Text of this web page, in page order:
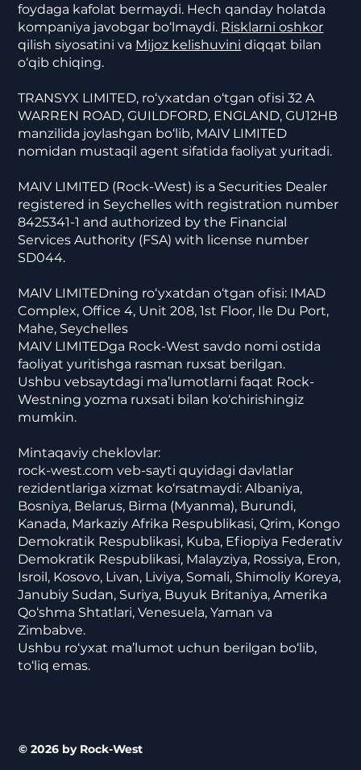
foydaga kafolat bermaydi. Hech qanday holatda
kompaniya javobgar bo‘lmaydi. Risklarni oshkor
qilish siyosatini va Mijoz kelishuvini diqqat bilan
o‘qib chiqing.
TRANSYX LIMITED, ro‘yxatdan o‘tgan ofisi 32 A
WARREN ROAD, GUILDFORD, ENGLAND, GU12HB
manzilida joylashgan bo‘lib, MAIV LIMITED
nomidan mustaqil agent sifatida faoliyat yuritadi.
MAIV LIMITED (Rock-West) is a Securities Dealer
registered in Seychelles with registration number
8425341-1 and authorized by the Financial
Services Authority (FSA) with license number
SD044.
MAIV LIMITEDning ro‘yxatdan o‘tgan ofisi: IMAD
Complex, Office 4, Unit 208, 1st Floor, Ile Du Port,
Mahe, Seychelles
MAIV LIMITEDga Rock-West savdo nomi ostida
faoliyat yuritishga rasman ruxsat berilgan.
Ushbu vebsaytdagi ma’lumotlarni faqat Rock-
Westning yozma ruxsati bilan ko‘chirishingiz
mumkin.
Mintaqaviy cheklovlar:
rock-west.com veb-sayti quyidagi davlatlar
rezidentlariga xizmat ko‘rsatmaydi: Albaniya,
Bosniya, Belarus, Birma (Myanma), Burundi,
Kanada, Markaziy Afrika Respublikasi, Qrim, Kongo
Demokratik Respublikasi, Kuba, Efiopiya Federativ
Demokratik Respublikasi, Malayziya, Rossiya, Eron,
Isroil, Kosovo, Livan, Liviya, Somali, Shimoliy Koreya,
Janubiy Sudan, Suriya, Buyuk Britaniya, Amerika
Qo‘shma Shtatlari, Venesuela, Yaman va
Zimbabve.
Ushbu ro‘yxat ma’lumot uchun berilgan bo‘lib,
to‘liq emas.
© 2026 by Rock-West